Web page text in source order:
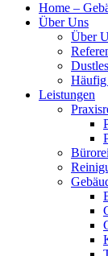
Home –
Über Uns
Über
Häufig
Leistungen